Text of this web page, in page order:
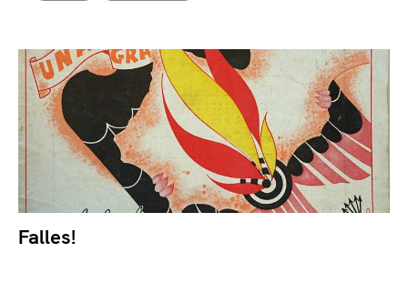
Falles!